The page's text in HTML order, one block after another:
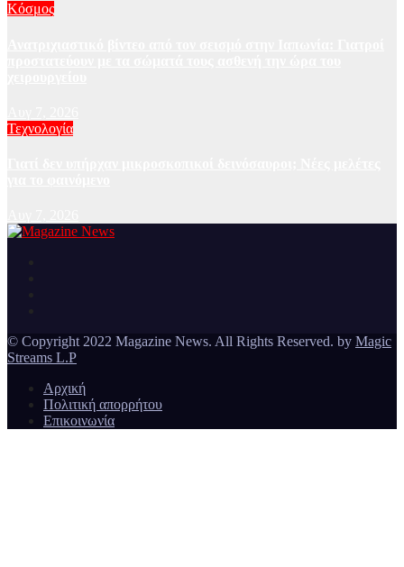
Κόσμος
Τεχνολογία
© Copyright 2022 Magazine News. All Rights Reserved. by Magic
Streams L.P
Αρχική
Πολιτική απορρήτου
Επικοινωνία